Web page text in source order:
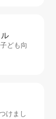
ども向
けまし